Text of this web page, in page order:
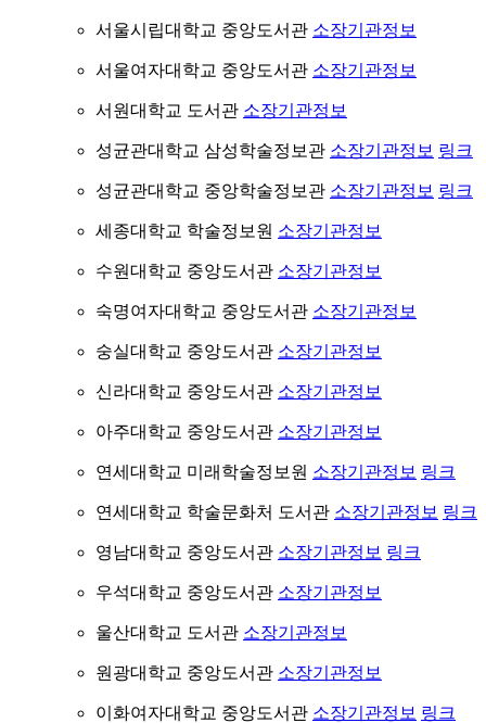
서울시립대학교 중앙도서관 소장기관정보
서울여자대학교 중앙도서관 소장기관정보
서원대학교 도서관 소장기관정보
성균관대학교 삼성학술정보관 소장기관정보 링크
성균관대학교 중앙학술정보관 소장기관정보 링크
세종대학교 학술정보원 소장기관정보
수원대학교 중앙도서관 소장기관정보
숙명여자대학교 중앙도서관 소장기관정보
숭실대학교 중앙도서관 소장기관정보
신라대학교 중앙도서관 소장기관정보
아주대학교 중앙도서관 소장기관정보
연세대학교 미래학술정보원 소장기관정보 링크
연세대학교 학술문화처 도서관 소장기관정보 링크
영남대학교 중앙도서관 소장기관정보 링크
우석대학교 중앙도서관 소장기관정보
울산대학교 도서관 소장기관정보
원광대학교 중앙도서관 소장기관정보
이화여자대학교 중앙도서관 소장기관정보 링크